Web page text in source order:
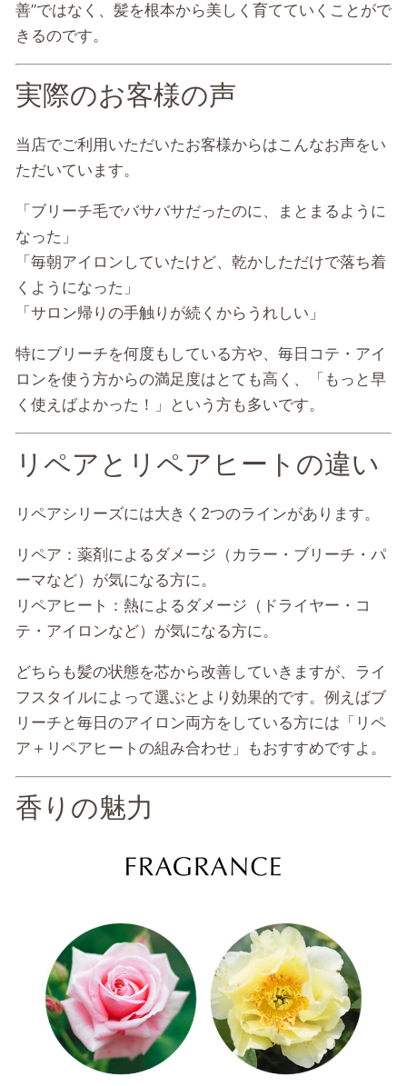
善”ではなく、髪を根本から美しく育てていくことがで
きるのです。
実際のお客様の声
当店でご利用いただいたお客様からはこんなお声をい
ただいています。
「ブリーチ毛でバサバサだったのに、まとまるように
なった」
「毎朝アイロンしていたけど、乾かしただけで落ち着
くようになった」
「サロン帰りの手触りが続くからうれしい」
特にブリーチを何度もしている方や、毎日コテ・アイ
ロンを使う方からの満足度はとても高く、「もっと早
く使えばよかった！」という方も多いです。
リペアとリペアヒートの違い
リペアシリーズには大きく2つのラインがあります。
リペア：薬剤によるダメージ（カラー・ブリーチ・パ
ーマなど）が気になる方に。
リペアヒート：熱によるダメージ（ドライヤー・コ
テ・アイロンなど）が気になる方に。
どちらも髪の状態を芯から改善していきますが、ライ
フスタイルによって選ぶとより効果的です。例えばブ
リーチと毎日のアイロン両方をしている方には「リペ
ア＋リペアヒートの組み合わせ」もおすすめですよ。
香りの魅力